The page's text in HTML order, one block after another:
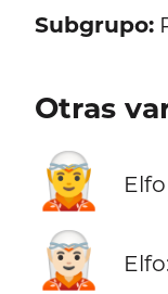
Subgrupo:
Otras
🧝 Elfo
🧝🏻